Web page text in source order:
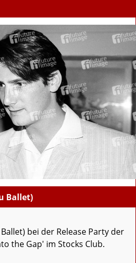
Ballet)
bei der Release Party der
the Gap' im Stocks Club.